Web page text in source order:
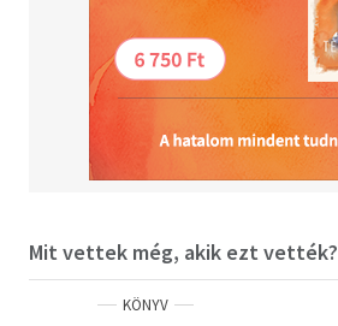
Mit vettek még, akik ezt vették?
KÖNYV